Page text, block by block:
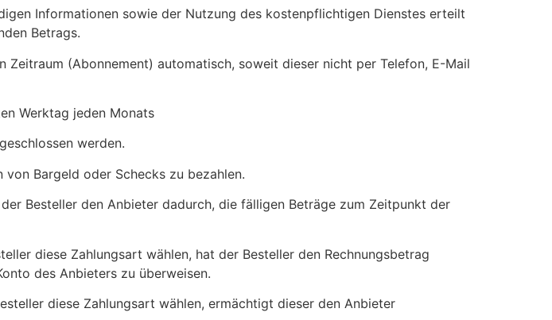
Informationen sowie der Nutzung des kostenpflichtigen Dienstes erteilt
Betrags.
(Abonnement) automatisch, soweit dieser nicht per Telefon, E-Mail
Werktag jeden Monats
werden.
Bargeld oder Schecks zu bezahlen.
Besteller den Anbieter dadurch, die fälligen Beträge zum Zeitpunkt der
diese Zahlungsart wählen, hat der Besteller den Rechnungsbetrag
des Anbieters zu überweisen.
diese Zahlungsart wählen, ermächtigt dieser den Anbieter